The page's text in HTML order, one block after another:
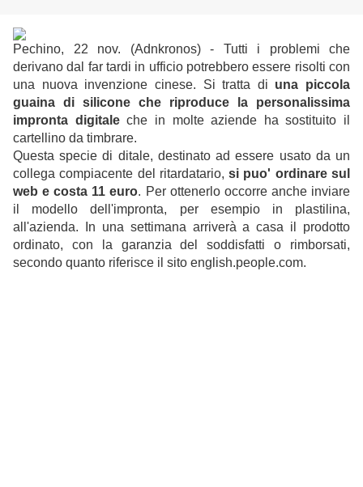
Pechino, 22 nov. (Adnkronos) - Tutti i problemi che
derivano dal far tardi in ufficio potrebbero essere risolti con
una nuova invenzione cinese. Si tratta di una piccola
guaina di silicone che riproduce la personalissima
impronta digitaleche in molte aziende ha sostituito il
cartellino da timbrare.
Questa specie di ditale, destinato ad essere usato da un
collega compiacente del ritardatario,si puo' ordinare sul
web e costa 11 euro. Per ottenerlo occorre anche inviare
il modello dell'impronta, per esempio in plastilina,
all'azienda. In una settimana arriverà a casa il prodotto
ordinato, con la garanzia del soddisfatti o rimborsati,
secondo quanto riferisce il sito english.people.com.